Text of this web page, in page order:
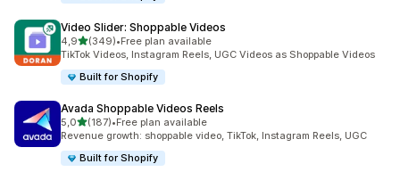
Video Slider: Shoppable Videos
4,9z 5 hvězd
(349)
Celkový počet recenzí: 349
•Free plan available
TikTok Videos, Instagram Reels, UGC Videos as Shoppable Videos
Built for Shopify
Avada Shoppable Videos Reels
5,0z 5 hvězd
(187)
Celkový počet recenzí: 187
•Free plan available
Revenue growth: shoppable video, TikTok, Instagram Reels, UGC
Built for Shopify